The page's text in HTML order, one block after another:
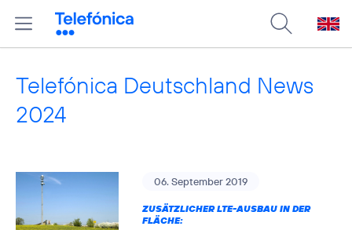
Telefónica Deutschland News
2024
06. September 2019
ZUSÄTZLICHER LTE-AUSBAU IN DER
FLÄCHE: